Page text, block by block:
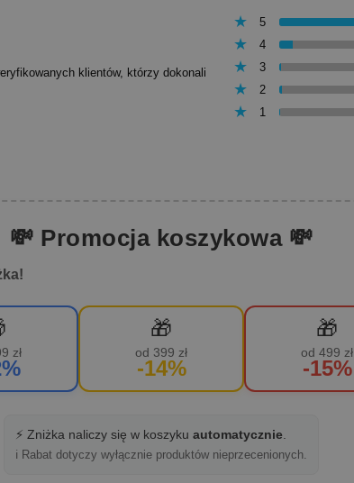
klientów, którzy dokonali
5
4
3
2
1
💸 Promocja koszykowa 💸
zł
🎁
od 399 zł
-14%
🎁
od 499 zł
-15%
⚡ Zniżka naliczy się w koszyku automatycznie
ℹ️ Rabat dotyczy wyłącznie produktów nieprzecenionych.